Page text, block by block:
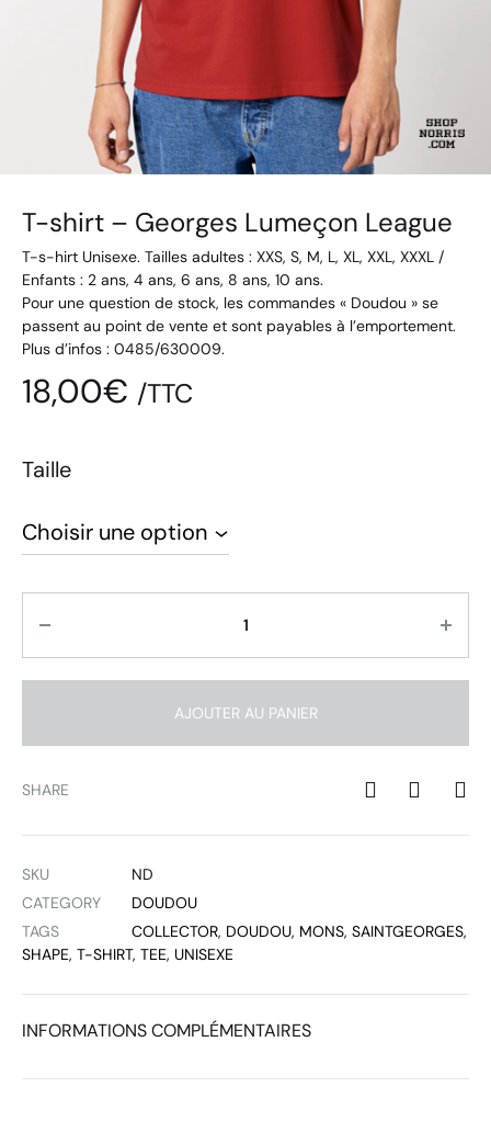
T-shirt – Georges Lumeçon League
T-s-hirt Unisexe. Tailles adultes : XXS, S, M, L, XL, XXL, XXXL /
Enfants : 2 ans, 4 ans, 6 ans, 8 ans, 10 ans.
Pour une question de stock, les commandes « Doudou » se
passent au point de vente et sont payables à l’emportement.
Plus d’infos : 0485/630009.
18,00€ /TTC
Taille
AJOUTER AU PANIER
SHARE
SKU
ND
CATEGORY
DOUDOU
TAGS
COLLECTOR, DOUDOU, MONS, SAINTGEORGES,
SHAPE, T-SHIRT, TEE, UNISEXE
INFORMATIONS COMPLÉMENTAIRES